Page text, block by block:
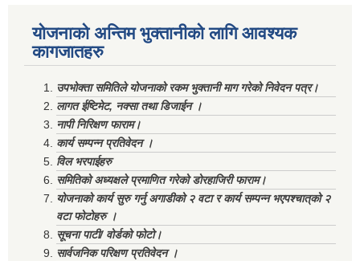
योजनाको अन्तिम भुक्तानीको लागि आवश्यक
कागजातहरु
उपभोक्ता समितिले योजनाको रकम भुक्तानी माग गरेको निवेदन पत्र।
लागत ईष्टिमेट, नक्सा तथा डिजाईन ।
नापी निरिक्षण फाराम।
कार्य सम्पन्न प्रतिवेदन ।
विल भरपाईहरु
समितिको अध्यक्षले प्रमाणित गरेको डोरहाजिरी फाराम।
योजनाको कार्य सुरु गर्नु अगाडीको २ वटा र कार्य सम्पन्न भएपश्चात्‌को २
वटा फोटोहरु ।
सूचना पाटी/ वोर्डको फोटो।
सार्वजनिक परिक्षण प्रतिवेदन ।